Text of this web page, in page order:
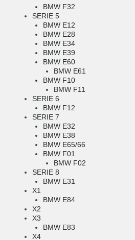
BMW F32
SERIE 5
BMW E12
BMW E28
BMW E34
BMW E39
BMW E60
BMW E61
BMW F10
BMW F11
SERIE 6
BMW F12
SERIE 7
BMW E32
BMW E38
BMW E65/66
BMW F01
BMW F02
SERIE 8
BMW E31
X1
BMW E84
X2
X3
BMW E83
X4